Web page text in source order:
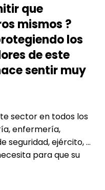
que
mismos ?
los
de este
sentir muy
sector en todos los
enfermería,
seguridad, ejército, …
para que su